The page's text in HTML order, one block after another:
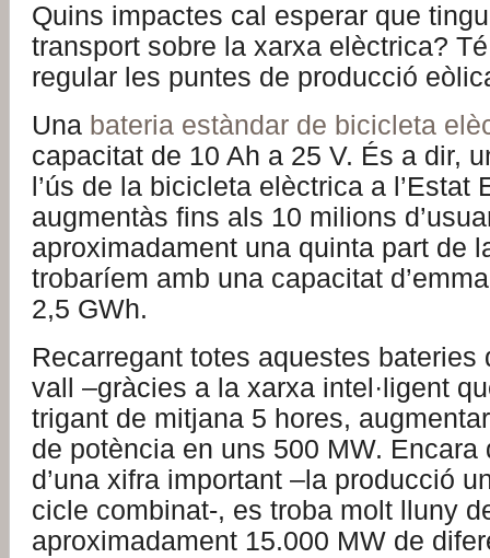
Quins impactes cal esperar que
transport sobre la xarxa elèctrica?
regular les puntes de producció
Una bateria estàndar de bicicleta
capacitat de 10 Ah a 25 V. És a dir,
l’ús de la bicicleta elèctrica a l’Estat
augmentàs fins als 10 milions
aproximadament una quinta part de
trobaríem amb una capacitat
2,5 GWh.
Recarregant totes aquestes bateries
vall –gràcies a la xarxa intel·ligent
trigant de mitjana 5 hores,
de potència en uns 500 MW. Encara
d’una xifra important –la producció
cicle combinat-, es troba molt lluny
aproximadament 15.000 MW de